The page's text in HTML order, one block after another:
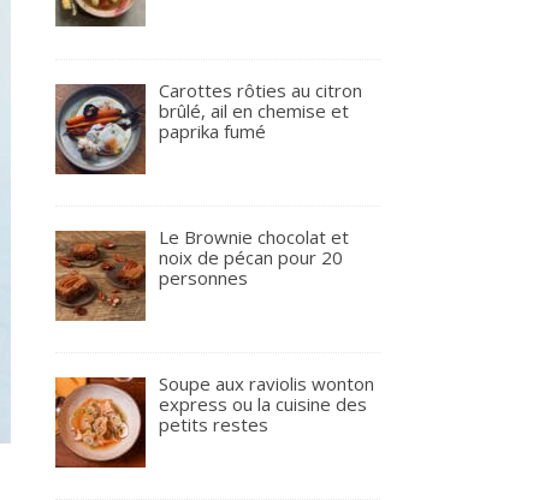
Carottes rôties au citron
brûlé, ail en chemise et
paprika fumé
Le Brownie chocolat et
noix de pécan pour 20
personnes
Soupe aux raviolis wonton
express ou la cuisine des
petits restes